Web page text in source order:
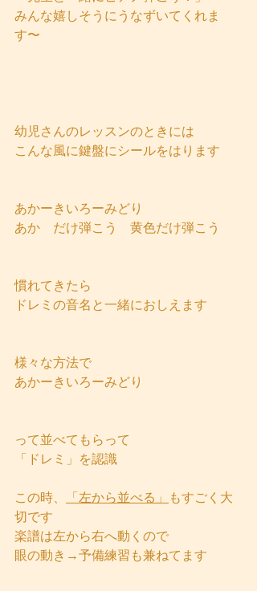
みんな嬉しそうにうなずいてくれま
す〜
幼児さんのレッスンのときには
こんな風に鍵盤にシールをはります
あかーきいろーみどり
あか　だけ弾こう　黄色だけ弾こう
慣れてきたら
ドレミの音名と一緒におしえます
様々な方法で
あかーきいろーみどり
って並べてもらって
「ドレミ」を認識
この時、 「左から並べる」
もすごく大
切です
楽譜は左から右へ動くので
眼の動き→予備練習も兼ねてます